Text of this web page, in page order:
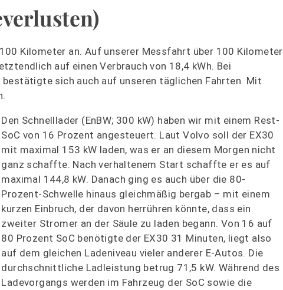
Kilometer an. Auf unserer Messfahrt über 100 Kilometer
auf einen Verbrauch von 18,4 kWh. Bei
sich auch auf unseren täglichen Fahrten. Mit
Den Schnelllader (EnBW; 300 kW) haben wir mit einem Rest-
SoC von 16 Prozent angesteuert. Laut Volvo soll der EX30
mit maximal 153 kW laden, was er an diesem Morgen nicht
ganz schaffte. Nach verhaltenem Start schaffte er es auf
maximal 144,8 kW. Danach ging es auch über die 80-
Prozent-Schwelle hinaus gleichmäßig bergab – mit einem
kurzen Einbruch, der davon herrühren könnte, dass ein
zweiter Stromer an der Säule zu laden begann. Von 16 auf
80 Prozent SoC benötigte der EX30 31 Minuten, liegt also
auf dem gleichen Ladeniveau vieler anderer E-Autos. Die
durchschnittliche Ladleistung betrug 71,5 kW. Während des
Ladevorgangs werden im Fahrzeug der SoC sowie die